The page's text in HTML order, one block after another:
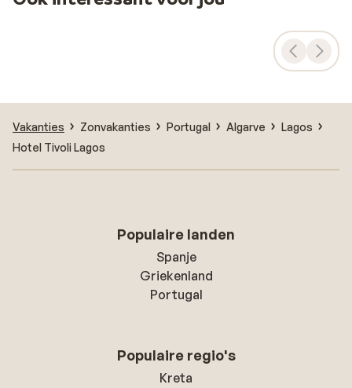
Vakanties Zonvakanties Portugal Algarve
Lagos
Hotel Tivoli Lagos
Populaire landen
Spanje
Griekenland
Portugal
Populaire regio's
Kreta